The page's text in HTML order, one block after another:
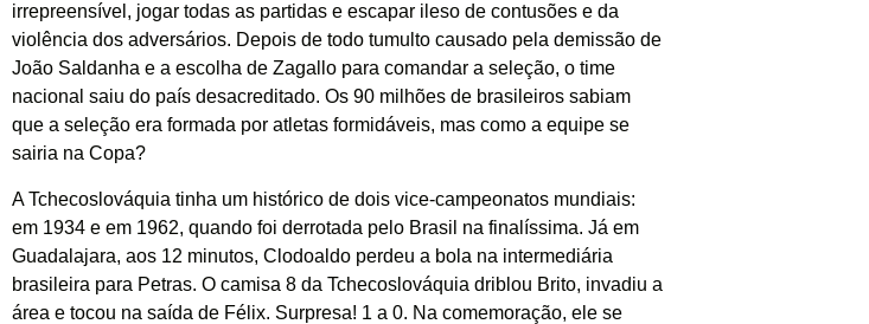
irrepreensível, jogar todas as partidas e escapar ileso de contusões e da
violência dos adversários. Depois de todo tumulto causado pela demissão de
João Saldanha e a escolha de Zagallo para comandar a seleção, o time
nacional saiu do país desacreditado. Os 90 milhões de brasileiros sabiam
que a seleção era formada por atletas formidáveis, mas como a equipe se
sairia na Copa?
A Tchecoslováquia tinha um histórico de dois vice-campeonatos mundiais:
em 1934 e em 1962, quando foi derrotada pelo Brasil na finalíssima. Já em
Guadalajara, aos 12 minutos, Clodoaldo perdeu a bola na intermediária
brasileira para Petras. O camisa 8 da Tchecoslováquia driblou Brito, invadiu a
área e tocou na saída de Félix. Surpresa! 1 a 0. Na comemoração, ele se